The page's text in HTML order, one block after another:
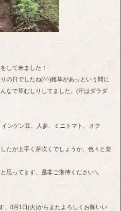
して来ました！
の日でしたね(^^)雑草があっという間に
なで草むしりしてました。(汗はダラダ
ンゲン豆、人参、ミニトマト、オク
たが上手く芽吹くでしょうか、色々と楽
思ってます、是非ご期待ください＼
、8月1日(火)からまたよろしくお願いい